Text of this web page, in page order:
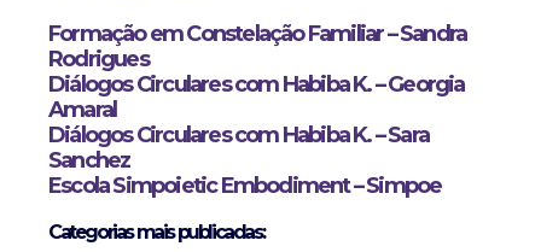
Formação em Constelação Familiar – Sandra
Rodrigues
Diálogos Circulares com Habiba K. – Georgia
Amaral
Diálogos Circulares com Habiba K. – Sara
Sanchez
Escola Simpoietic Embodiment – Simpoe
Categorias mais publicadas: